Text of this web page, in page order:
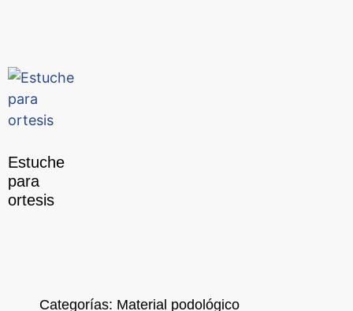
Estuche
para
ortesis
Categorías: Material podológico